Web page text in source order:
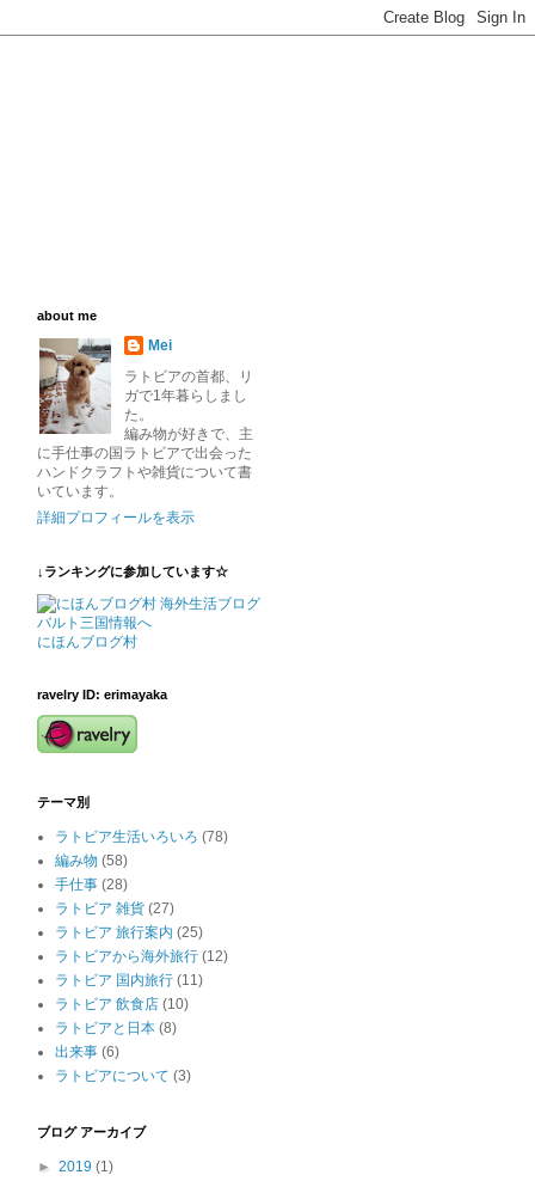
about me
Mei
ラトビアの首都、リ
ガで1年暮らしまし
た。
編み物が好きで、主
に手仕事の国ラトビアで出会った
ハンドクラフトや雑貨について書
いています。
詳細プロフィールを表示
↓ランキングに参加しています☆
にほんブログ村
ravelry ID: erimayaka
テーマ別
ラトビア生活いろいろ (78)
編み物 (58)
手仕事 (28)
ラトビア 雑貨 (27)
ラトビア 旅行案内 (25)
ラトビアから海外旅行 (12)
ラトビア 国内旅行 (11)
ラトビア 飲食店 (10)
ラトビアと日本 (8)
出来事 (6)
ラトビアについて (3)
ブログ アーカイブ
► 2019 (1)